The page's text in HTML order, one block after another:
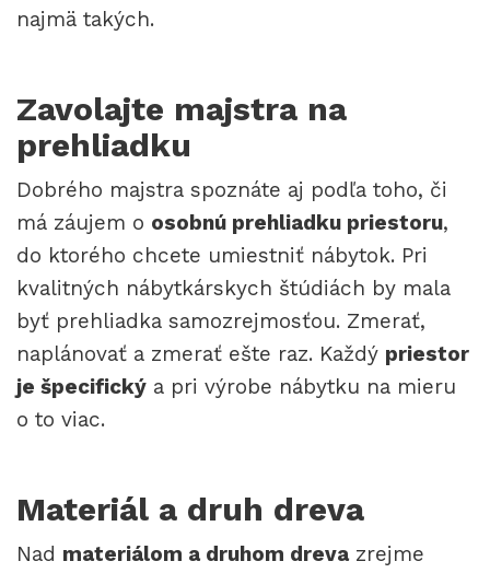
najmä takých.
Zavolajte majstra na
prehliadku
Dobrého majstra spoznáte aj podľa toho, či
má záujem o osobnú prehliadku priestoru,
do ktorého chcete umiestniť nábytok. Pri
kvalitných nábytkárskych štúdiách by mala
byť prehliadka samozrejmosťou. Zmerať,
naplánovať a zmerať ešte raz. Každý priestor
je špecifický a pri výrobe nábytku na mieru
o to viac.
Materiál a druh dreva
Nad materiálom a druhom drevazrejme